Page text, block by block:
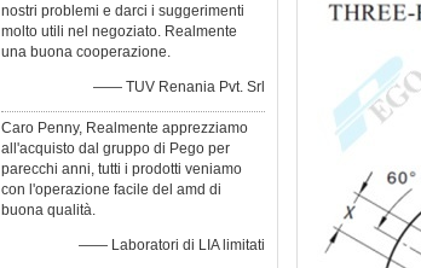
nostri problemi e darci i suggerimenti
molto utili nel negoziato. Realmente
una buona cooperazione.
—— TUV Renania Pvt. Srl
Caro Penny, Realmente apprezziamo
all'acquisto dal gruppo di Pego per
parecchi anni, tutti i prodotti veniamo
con l'operazione facile del amd di
buona qualità.
—— Laboratori di LIA limitati